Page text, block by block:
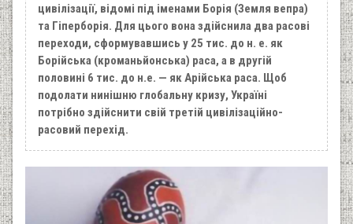
цивілізації, відомі під іменами Борія (Земля вепра)
та Гіперборія. Для цього вона здійснила два расові
переходи, сформувавшись у 25 тис. до н. е. як
Борійська (кроманьйонська) раса, а в другій
половині 6 тис. до н.е. — як Арійська раса. Щоб
подолати нинішню глобальну кризу, Україні
потрібно здійснити свій третій цивілізаційно-
расовий перехід.